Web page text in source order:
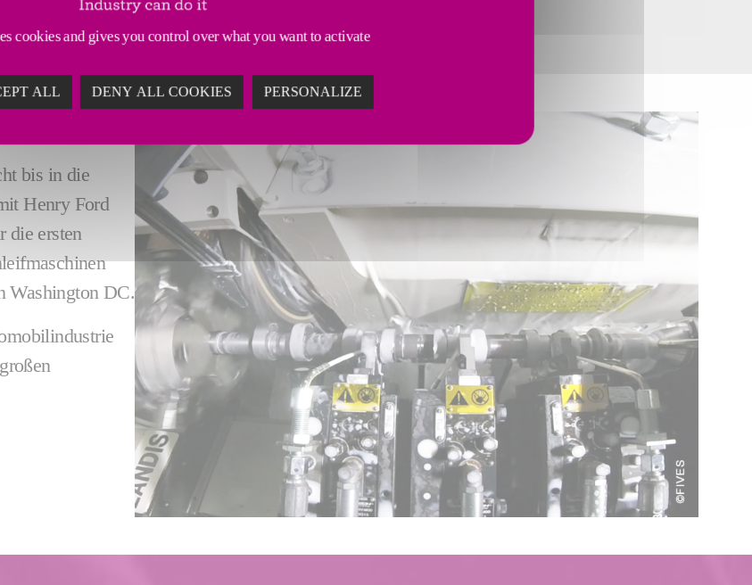
bis in die
Henry Ford
die ersten
Washington DC.
cookies and gives you control over what you want to activate
ALL DENY ALL COOKIES PERSONALIZE